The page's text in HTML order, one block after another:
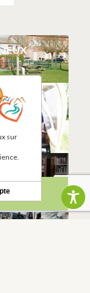
JEUX
sur